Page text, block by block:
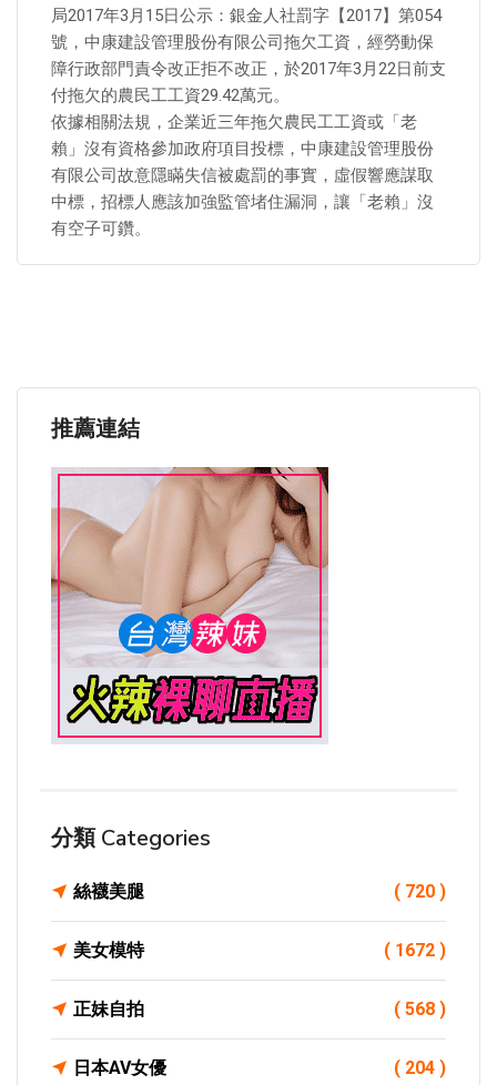
局2017年3月15日公示：銀金人社罰字【2017】第054
號，中康建設管理股份有限公司拖欠工資，經勞動保
障行政部門責令改正拒不改正，於2017年3月22日前支
付拖欠的農民工工資29.42萬元。
依據相關法規，企業近三年拖欠農民工工資或「老
賴」沒有資格參加政府項目投標，中康建設管理股份
有限公司故意隱瞞失信被處罰的事實，虛假響應謀取
中標，招標人應該加強監管堵住漏洞，讓「老賴」沒
有空子可鑽。
推薦連結
分類 Categories
絲襪美腿 ( 720 )
美女模特 ( 1672 )
正妹自拍 ( 568 )
日本AV女優 ( 204 )